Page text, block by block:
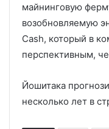
майнинговую
возобновляемую
Cash, который в
перспективным,
Йошитака
несколько лет в